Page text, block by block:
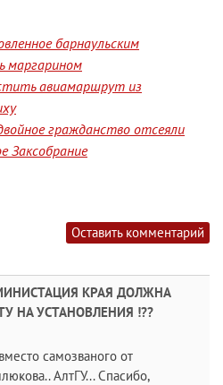
барнаульским
маргарином
авиамаршрут из
гражданство отсеяли
Заксобрание
Оставить комментарий
КРАЯ ДОЛЖНА
НА УСТАНОВЛЕНИЯ !??
самозваного от
АлтГУ... Спасибо,